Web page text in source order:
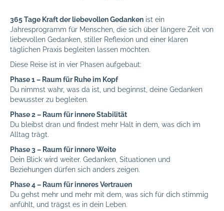
365 Tage Kraft der liebevollen Gedanken ist ein
Jahresprogramm für Menschen, die sich über längere Zeit von
liebevollen Gedanken, stiller Reflexion und einer klaren
täglichen Praxis begleiten lassen möchten.
Diese Reise ist in vier Phasen aufgebaut:
Phase 1 – Raum für Ruhe im Kopf
Du nimmst wahr, was da ist, und beginnst, deine Gedanken
bewusster zu begleiten.
Phase 2 – Raum für innere Stabilität
Du bleibst dran und findest mehr Halt in dem, was dich im
Alltag trägt.
Phase 3 – Raum für innere Weite
Dein Blick wird weiter. Gedanken, Situationen und
Beziehungen dürfen sich anders zeigen.
Phase 4 – Raum für inneres Vertrauen
Du gehst mehr und mehr mit dem, was sich für dich stimmig
anfühlt, und trägst es in dein Leben.